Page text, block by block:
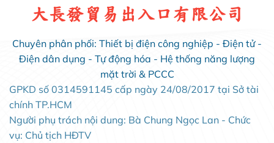
大長發貿易出入口有限公司
Chuyên phân phối: Thiết bị điện công nghiệp - Điện tử -
Điện dân dụng - Tự động hóa - Hệ thống năng lượng
mặt trời & PCCC
GPKD số 0314591145 cấp ngày 24/08/2017 tại Sở tài
chính TP.HCM
Người phụ trách nội dung: Bà Chung Ngọc Lan - Chức
vụ: Chủ tịch HĐTV